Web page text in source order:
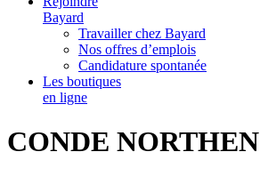
Bayard
Travailler chez Bayard
Nos offres d’emplois
Candidature spontanée
Les boutiques
en ligne
CONDE NORTHEN